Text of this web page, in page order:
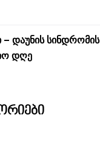
– დაუნის სინდრომის
დღე